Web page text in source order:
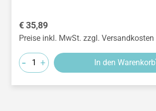
Regulärer Preis:
€ 35,89
Preise inkl. MwSt. zzgl. Versandkosten
- + In den Warenkorb